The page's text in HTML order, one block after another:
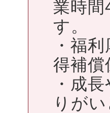
業時
す。
・福
得補
・成
りが